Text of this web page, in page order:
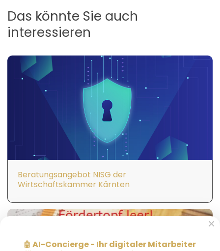
Das könnte Sie auch
interessieren
Beratungsangebot NISG der
Wirtschaftskammer Kärnten
×
🤖 AI-Concierge - Ihr digitaler Mitarbeiter